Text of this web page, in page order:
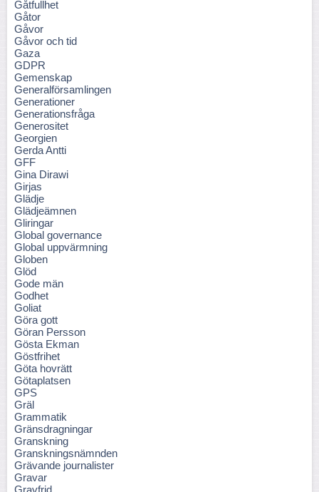
Gåtfullhet
Gåtor
Gåvor
Gåvor och tid
Gaza
GDPR
Gemenskap
Generalförsamlingen
Generationer
Generationsfråga
Generositet
Georgien
Gerda Antti
GFF
Gina Dirawi
Girjas
Glädje
Glädjeämnen
Gliringar
Global governance
Global uppvärmning
Globen
Glöd
Gode män
Godhet
Goliat
Göra gott
Göran Persson
Gösta Ekman
Göstfrihet
Göta hovrätt
Götaplatsen
GPS
Gräl
Grammatik
Gränsdragningar
Granskning
Granskningsnämnden
Grävande journalister
Gravar
Gravfrid